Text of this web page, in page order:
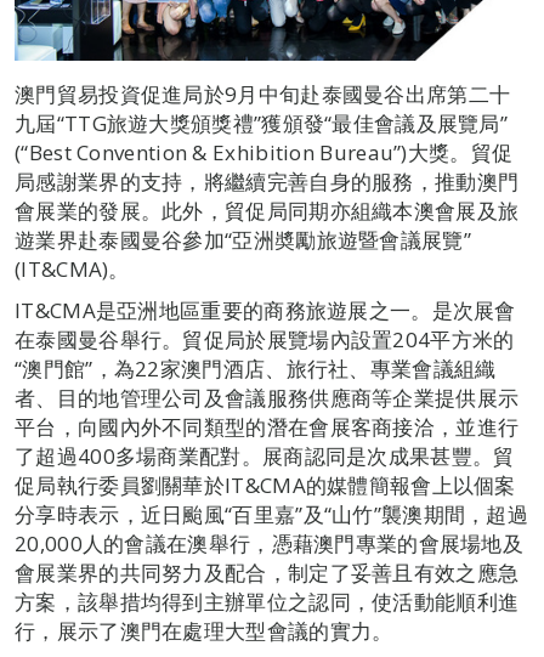
澳門貿易投資促進局於9月中旬赴泰國曼谷出席第二十
九屆“TTG旅遊大獎頒獎禮”獲頒發“最佳會議及展覽局”
(“Best Convention & Exhibition Bureau”)大獎。貿促
局感謝業界的支持，將繼續完善自身的服務，推動澳門
會展業的發展。此外，貿促局同期亦組織本澳會展及旅
遊業界赴泰國曼谷參加“亞洲奬勵旅遊暨會議展覽”
(IT&CMA)。
IT&CMA是亞洲地區重要的商務旅遊展之一。是次展會
在泰國曼谷舉行。貿促局於展覽場內設置204平方米的
“澳門館”，為22家澳門酒店、旅行社、專業會議組織
者、目的地管理公司及會議服務供應商等企業提供展示
平台，向國內外不同類型的潛在會展客商接洽，並進行
了超過400多場商業配對。展商認同是次成果甚豐。貿
促局執行委員劉關華於IT&CMA的媒體簡報會上以個案
分享時表示，近日颱風“百里嘉”及“山竹”襲澳期間，超過
20,000人的會議在澳舉行，憑藉澳門專業的會展場地及
會展業界的共同努力及配合，制定了妥善且有效之應急
方案，該舉措均得到主辦單位之認同，使活動能順利進
行，展示了澳門在處理大型會議的實力。